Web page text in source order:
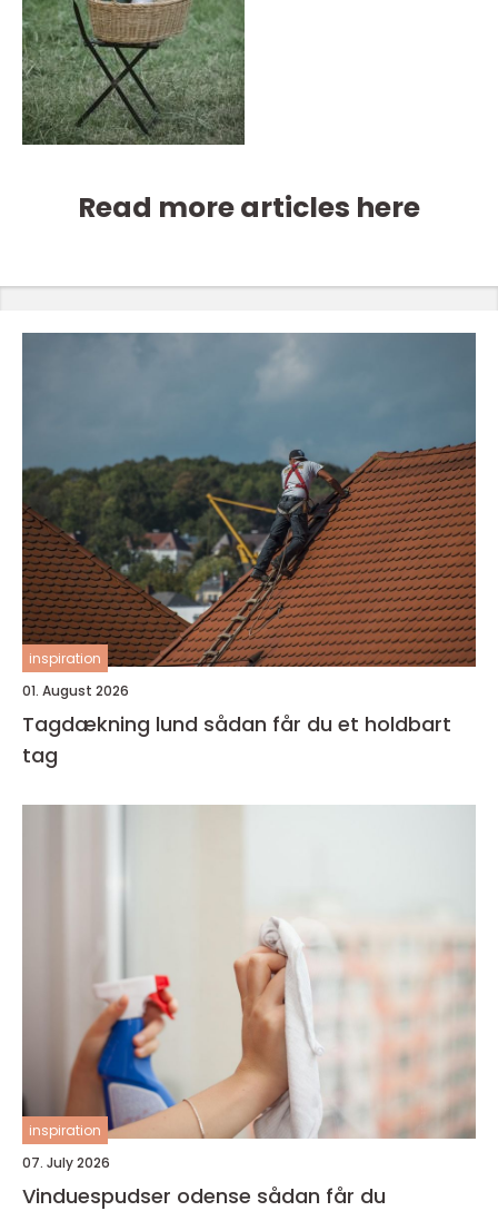
Read more articles here
inspiration
01. August 2026
Tagdækning lund sådan får du et holdbart
tag
inspiration
07. July 2026
Vinduespudser odense sådan får du